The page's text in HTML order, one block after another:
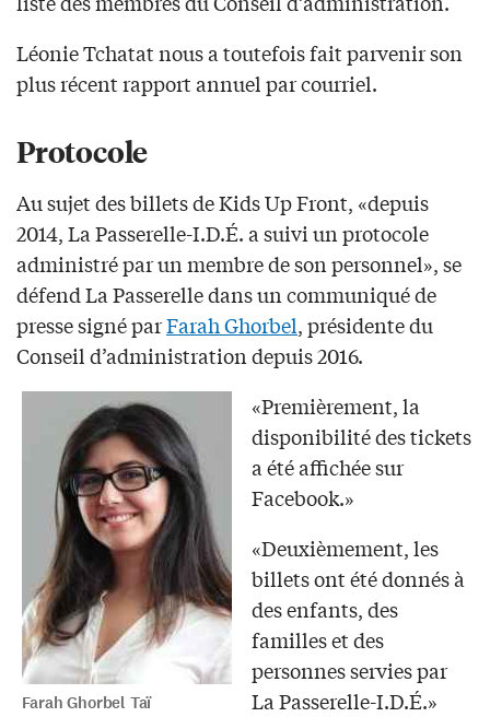
Léonie Tchatat nous a toutefois fait parvenir son
plus récent rapport annuel par courriel.
Protocole
Au sujet des billets de Kids Up Front, «depuis
2014, La Passerelle-I.D.É. a suivi un protocole
administré par un membre de son personnel», se
défend La Passerelle dans un communiqué de
presse signé parFarah Ghorbel, présidente du
Conseil d’administration depuis 2016.
Farah Ghorbel Taï
«Premièrement, la
disponibilité des tickets
a été affichée sur
Facebook.»
«Deuxièmement, les
billets ont été donnés à
des enfants, des
familles et des
personnes servies par
La Passerelle-I.D.É.»